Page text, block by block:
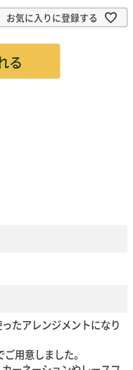
お気に入りに登録する
る
たアレンジメントになり
用意しました。